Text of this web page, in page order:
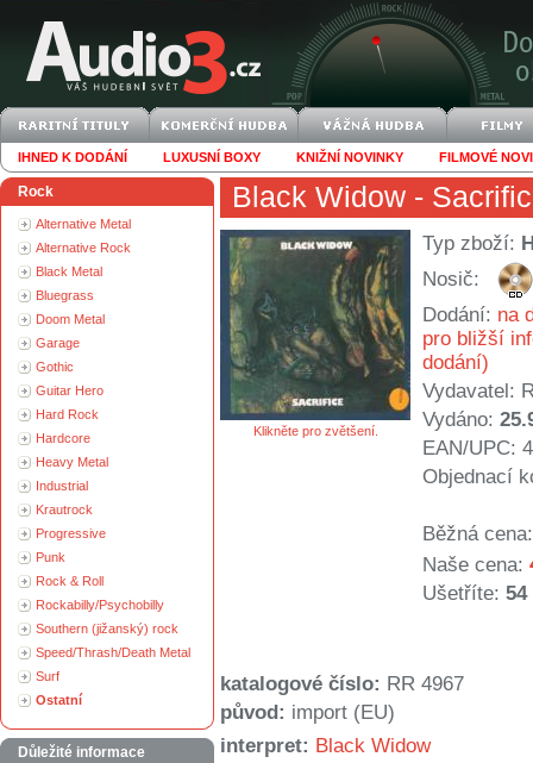
IHNED K DODÁNÍ LUXUSNÍ BOXY KNIŽNÍ NOVINKY FILMOVÉ
Rock
Alternative Metal
Alternative Rock
Black Metal
Bluegrass
Doom Metal
Garage
Gothic
Guitar Hero
Hard Rock
Hardcore
Heavy Metal
Industrial
Krautrock
Progressive
Punk
Rock & Roll
Rockabilly/Psychobilly
Southern (jižanský) rock
Speed/Thrash/Death Metal
Surf
Ostatní
Důležité informace
Black Widow -
Klikněte pro zvětšení.
Typ zboží:
Nosič:
Dodání: na
pro bližší
dodání)
Vydavatel:
Vydáno:
EAN/UPC:
Objednací
Běžná cena:
Naše cena:
Ušetříte: 54
katalogové číslo: RR 4967
původ: import (EU)
interpret: Black Widow